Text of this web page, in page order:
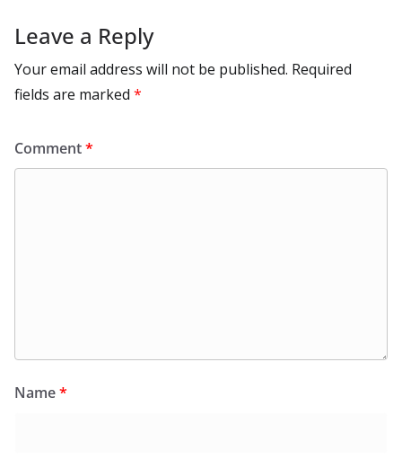
Leave a Reply
Your email address will not be published. Required
fields are marked *
Comment*
Name*